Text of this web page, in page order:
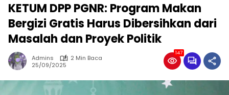
KETUM DPP PGNR: Program Makan
Bergizi Gratis Harus Dibersihkan dari
Masalah dan Proyek Politik
Admins
2 Min Baca
25/09/2025
147